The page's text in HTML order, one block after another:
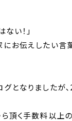
い！」
お伝えしたい言
となりましたが
ら頂く手数料以上